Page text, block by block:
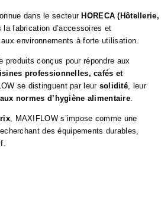
dans le secteur HORECA (Hôtellerie,
fabrication d’accessoires et
environnements à forte utilisation.
produits conçus pour répondre aux
professionnelles, cafés et
se distinguent par leur solidité, leur
normes d’hygiène alimentaire.
, MAXIFLOW s’impose comme une
des équipements durables,